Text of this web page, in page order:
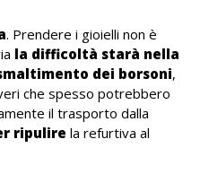
. Prendere i gioielli non è
la difficoltà starà nella
dei borsoni,
che spesso potrebbero
il trasporto dalla
ripulire la refurtiva al